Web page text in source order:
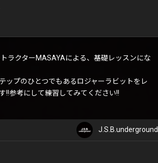
トラクターMASAYAによる、基礎レッスンにな
ップのひとつでもあるロジャーラビットをレ
!!参考にして練習してみてください!!
J.S.B.underground